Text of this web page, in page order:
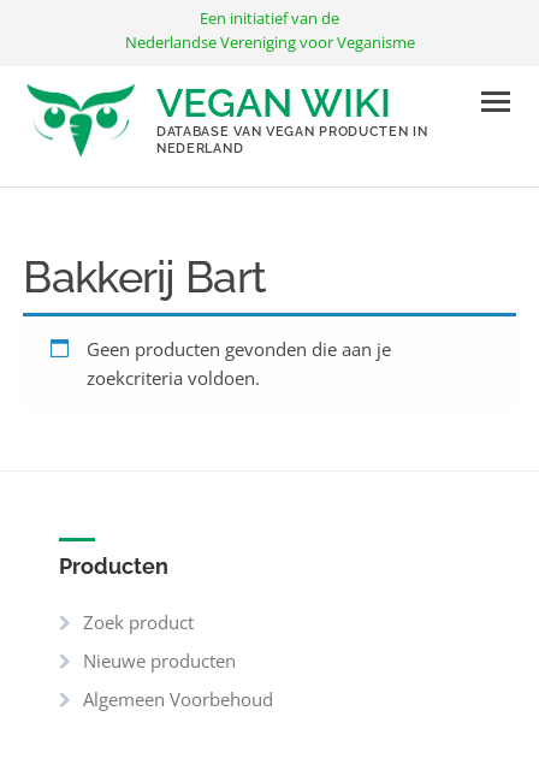
inhoud
Een initiatief van de
Nederlandse Vereniging voor Veganisme
VEGAN WIKI
DATABASE VAN VEGAN PRODUCTEN IN
NEDERLAND
Bakkerij Bart
Geen producten gevonden die aan je
zoekcriteria voldoen.
Producten
Zoek product
Nieuwe producten
Algemeen Voorbehoud